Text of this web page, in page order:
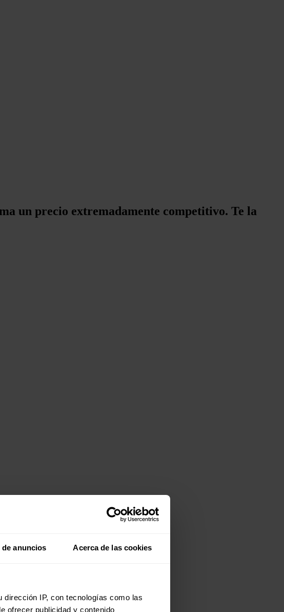
anuncios Acerca de las cookies
IP, con tecnologías como las
ofrecer publicidad y contenido
un precio extremadamente competitivo. Te la